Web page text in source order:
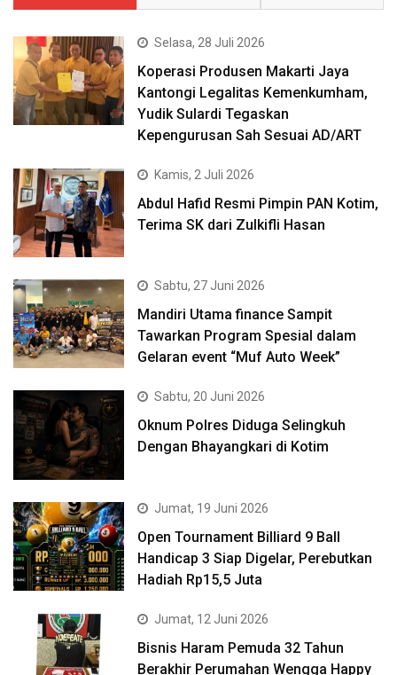
Selasa, 28 Juli 2026
Koperasi Produsen Makarti Jaya
Kantongi Legalitas Kemenkumham,
Yudik Sulardi Tegaskan
Kepengurusan Sah Sesuai AD/ART
Kamis, 2 Juli 2026
Abdul Hafid Resmi Pimpin PAN Kotim,
Terima SK dari Zulkifli Hasan
Sabtu, 27 Juni 2026
Mandiri Utama finance Sampit
Tawarkan Program Spesial dalam
Gelaran event “Muf Auto Week”
Sabtu, 20 Juni 2026
Oknum Polres Diduga Selingkuh
Dengan Bhayangkari di Kotim
Jumat, 19 Juni 2026
Open Tournament Billiard 9 Ball
Handicap 3 Siap Digelar, Perebutkan
Hadiah Rp15,5 Juta
Jumat, 12 Juni 2026
Bisnis Haram Pemuda 32 Tahun
Berakhir Perumahan Wengga Happy